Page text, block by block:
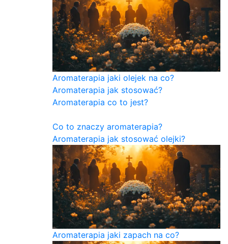
Aromaterapia jaki olejek na co?
Aromaterapia jak stosować?
Aromaterapia co to jest?
Co to znaczy aromaterapia?
Aromaterapia jak stosować olejki?
Aromaterapia jaki zapach na co?